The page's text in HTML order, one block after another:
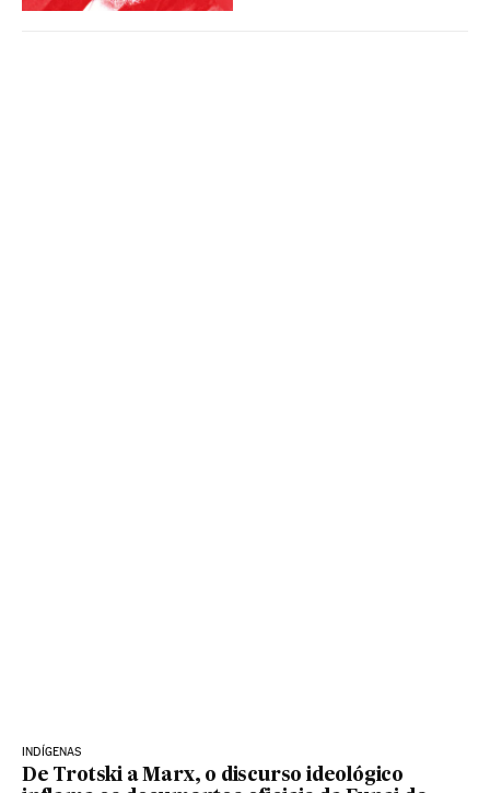
INDÍGENAS
De Trotski a Marx, o discurso ideológico